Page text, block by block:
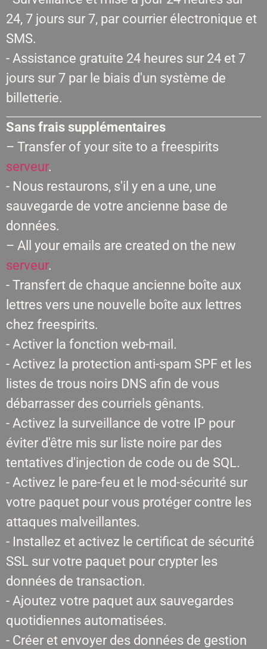
24, 7 jours sur 7, par courrier électronique et
SMS.
- Assistance gratuite 24 heures sur 24 et 7
jours sur 7 par le biais d'un système de
billetterie.
Sans frais supplémentaires
– Transfer of your site to a freespirits
serveur.
- Nous restaurons, s'il y en a une, une
sauvegarde de votre ancienne base de
données.
– All your emails are created on the new
serveur.
- Transfert de chaque ancienne boîte aux
lettres vers une nouvelle boîte aux lettres
chez freespirits.
- Activer la fonction web-mail.
- Activez la protection anti-spam SPF et les
listes de trous noirs DNS afin de vous
débarrasser des courriels gênants.
- Activez la surveillance de votre IP pour
éviter d'être mis sur liste noire par des
tentatives d'injection de code ou de SQL.
- Activez le pare-feu et le mod-sécurité sur
votre paquet pour vous protéger contre les
attaques malveillantes.
- Installez et activez le certificat de sécurité
SSL sur votre paquet pour crypter les
données de transaction.
- Ajoutez votre paquet aux sauvegardes
quotidiennes automatisées.
- Créer et envoyer des données de gestion